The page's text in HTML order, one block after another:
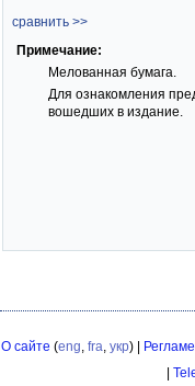
сравнить >>
Примечание:
Мелованная бумага.
Для ознакомления
вошедших в издание.
О сайте (eng, fra, укр) |